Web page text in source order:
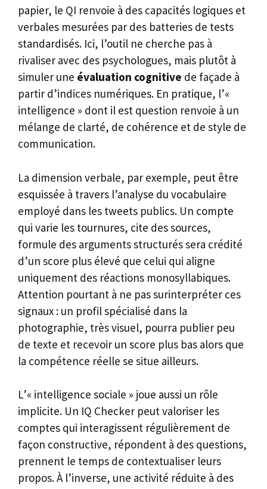
papier, le QI renvoie à des capacités logiques et
verbales mesurées par des batteries de tests
standardisés. Ici, l’outil ne cherche pas à
rivaliser avec des psychologues, mais plutôt à
simuler une évaluation cognitive de façade à
partir d’indices numériques. En pratique, l’«
intelligence » dont il est question renvoie à un
mélange de clarté, de cohérence et de style de
communication.
La dimension verbale, par exemple, peut être
esquissée à travers l’analyse du vocabulaire
employé dans les tweets publics. Un compte
qui varie les tournures, cite des sources,
formule des arguments structurés sera crédité
d’un score plus élevé que celui qui aligne
uniquement des réactions monosyllabiques.
Attention pourtant à ne pas surinterpréter ces
signaux : un profil spécialisé dans la
photographie, très visuel, pourra publier peu
de texte et recevoir un score plus bas alors que
la compétence réelle se situe ailleurs.
L’« intelligence sociale » joue aussi un rôle
implicite. Un IQ Checker peut valoriser les
comptes qui interagissent régulièrement de
façon constructive, répondent à des questions,
prennent le temps de contextualiser leurs
propos. À l’inverse, une activité réduite à des